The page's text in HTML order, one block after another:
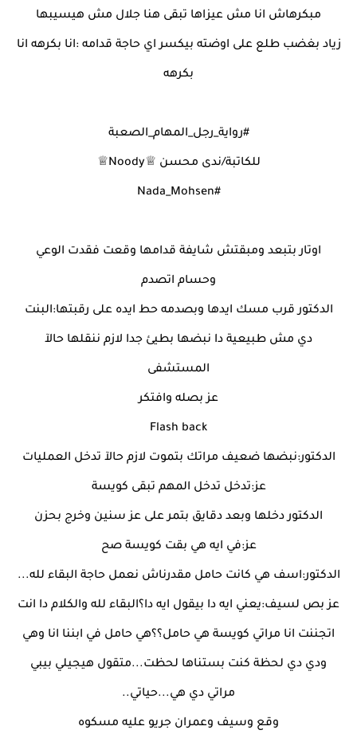
مبكرهاش انا مش عيزاها تبقى هنا جلال مش هيسيبها
زياد بغضب طلع على اوضته بيكسر اي حاجة قدامه :انا بكرهه انا
بكرهه
#رواية_رجل_المهام_الصعبة
للكاتبة/ندى محسن ♕Noody♕
#Nada_Mohsen
اوتار بتبعد ومبقتش شايفة قدامها وقعت فقدت الوعي
وحسام اتصدم
الدكتور قرب مسك ايدها وبصدمه حط ايده على رقبتها:البنت
دي مش طبيعية دا نبضها بطيئ جدا لازم ننقلها حالآ
المستشفى
عز بصله وافتكر
Flash back
الدكتور:نبضها ضعيف مراتك بتموت لازم حالآ تدخل العمليات
عز:تدخل تدخل المهم تبقى كويسة
الدكتور دخلها وبعد دقايق بتمر على عز سنين وخرج بحزن
عز:في ايه هي بقت كويسة صح
الدكتور:اسف هي كانت حامل مقدرناش نعمل حاجة البقاء لله...
عز بص لسيف:يعني ايه دا بيقول ايه دا؟البقاء لله والكلام دا انت
اتجننت انا مراتي كويسة هي حامل؟؟هي حامل في ابننا انا وهي
ودي دي لحظة كنت بستناها لحظت...متقول هيجيلي بيبي
مراتي دي هي...حياتي..
وقع وسيف وعمران جريو عليه مسكوه